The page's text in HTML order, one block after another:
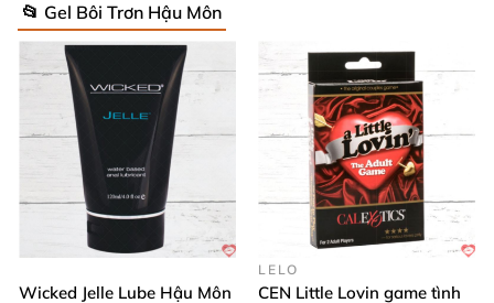
Dung tích: 170ml, đủ dùng cho thời gian dài và
tiết kiệm chi phí.
Kích thước: Thiết kế gọn nhẹ, dễ mang theo khi đi
lại hoặc đi du lịch.
Bảo hành: Không áp dụng bảo hành, nhưng chất
lượng được đảm bảo bởi nhà sản xuất.
📂 Gel Bôi Trơn Hậu Môn
Wicked Jelle Lube Hậu Môn
LELO
CEN Little Lovin game tình